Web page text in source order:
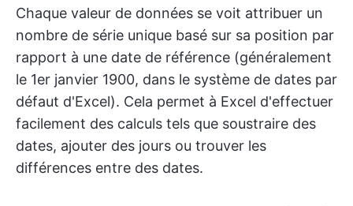
Chaque valeur de données se voit attribuer un
nombre de série unique basé sur sa position par
rapport à une date de référence (généralement
le 1er janvier 1900, dans le système de dates par
défaut d'Excel). Cela permet à Excel d'effectuer
facilement des calculs tels que soustraire des
dates, ajouter des jours ou trouver les
différences entre des dates.